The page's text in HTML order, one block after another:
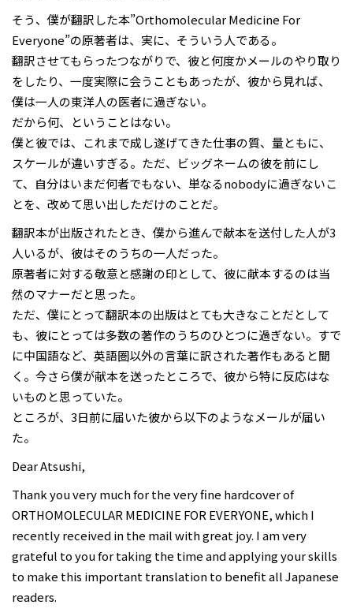
そう、僕が翻訳した本”Orthomolecular Medicine For
Everyone”の原著者は、実に、そういう人である。
翻訳させてもらったつながりで、彼と何度かメールのやり取り
をしたり、一度実際に会うこともあったが、彼から見れば、
僕は一人の東洋人の医者に過ぎない。
だから何、ということはない。
僕と彼では、これまで成し遂げてきた仕事の質、量ともに、
スケールが違いすぎる。ただ、ビッグネームの彼を前にし
て、自分はいまだ何者でもない、単なるnobodyに過ぎないこ
とを、改めて思い出しただけのことだ。
翻訳本が出版されたとき、僕から進んで献本を送付した人が3
人いるが、彼はそのうちの一人だった。
原著者に対する敬意と感謝の印として、彼に献本するのは当
然のマナーだと思った。
ただ、僕にとって翻訳本の出版はとても大きなことだとして
も、彼にとっては多数の著作のうちのひとつに過ぎない。すで
に中国語など、英語圏以外の言葉に訳された著作もあると聞
く。今さら僕が献本を送ったところで、彼から特に反応はな
いものと思っていた。
ところが、3日前に届いた彼から以下のようなメールが届い
た。
Dear Atsushi,
Thank you very much for the very fine hardcover of
ORTHOMOLECULAR MEDICINE FOR EVERYONE, which I
recently received in the mail with great joy. I am very
grateful to you for taking the time and applying your skills
to make this important translation to benefit all Japanese
readers.